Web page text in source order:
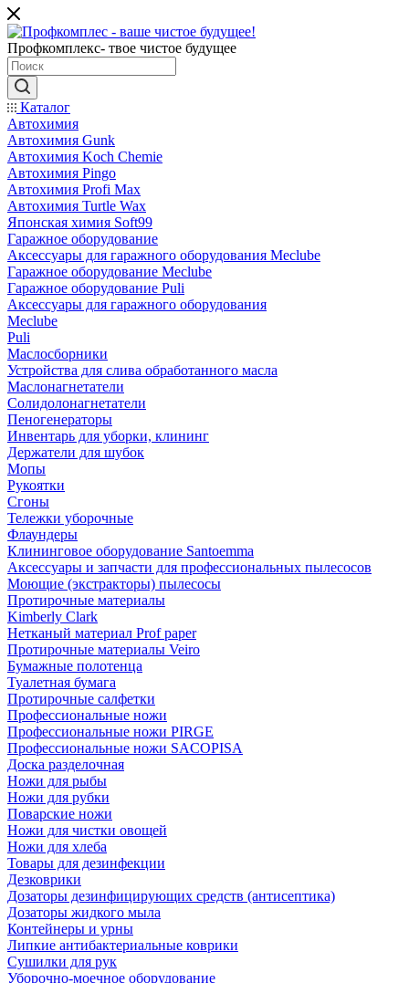
Профкомплекс- твое чистое будущее
Каталог
Автохимия
Автохимия Gunk
Автохимия Koch Chemie
Автохимия Pingo
Автохимия Profi Max
Автохимия Turtle Wax
Японская химия Soft99
Гаражное оборудование
Аксессуары для гаражного оборудования Meclube
Гаражное оборудование Meclube
Гаражное оборудование Puli
Аксессуары для гаражного оборудования
Meclube
Puli
Маслосборники
Устройства для слива обработанного масла
Маслонагнетатели
Солидолонагнетатели
Пеногенераторы
Инвентарь для уборки, клининг
Держатели для шубок
Мопы
Рукоятки
Сгоны
Тележки уборочные
Флаундеры
Клининговое оборудование Santoemma
Аксессуары и запчасти для профессиональных пылесосов
Моющие (экстракторы) пылесосы
Протирочные материалы
Kimberly Clark
Нетканый материал Prof paper
Протирочные материалы Veiro
Бумажные полотенца
Туалетная бумага
Протирочные салфетки
Профессиональные ножи
Профессиональные ножи PIRGE
Профессиональные ножи SACOPISA
Доска разделочная
Ножи для рыбы
Ножи для рубки
Поварские ножи
Ножи для чистки овощей
Ножи для хлеба
Товары для дезинфекции
Дезковрики
Дозаторы дезинфицирующих средств (антисептика)
Дозаторы жидкого мыла
Контейнеры и урны
Липкие антибактериальные коврики
Сушилки для рук
Уборочно-моечное оборудование